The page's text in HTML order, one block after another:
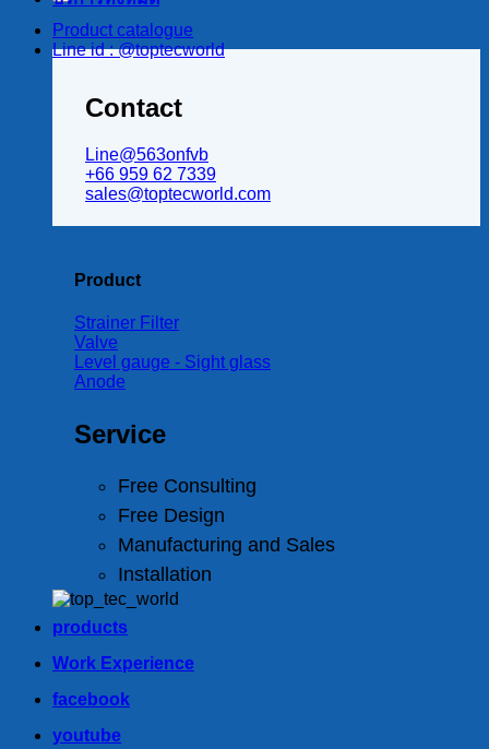
Product catalogue
Line id : @toptecworld
Contact
Line@563onfvb
+66 959 62 7339
sales@toptecworld.com
Product
Strainer Filter
Valve
Level gauge - Sight glass
Anode
Service
Free Consulting
Free Design
Manufacturing and Sales
Installation
products
Work Experience
facebook
youtube